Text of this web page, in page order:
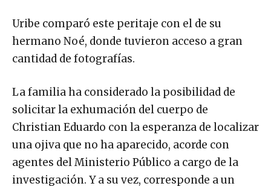
Uribe comparó este peritaje con el de su
hermano Noé, donde tuvieron acceso a gran
cantidad de fotografías.
La familia ha considerado la posibilidad de
solicitar la exhumación del cuerpo de
Christian Eduardo con la esperanza de localizar
una ojiva que no ha aparecido, acorde con
agentes del Ministerio Público a cargo de la
investigación. Y a su vez, corresponde a un